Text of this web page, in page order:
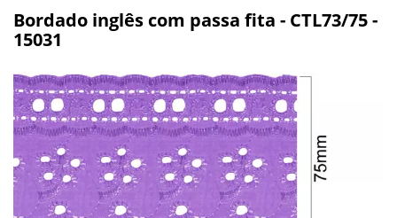
Bordado inglês com passa fita - CTL73/75 -
15031